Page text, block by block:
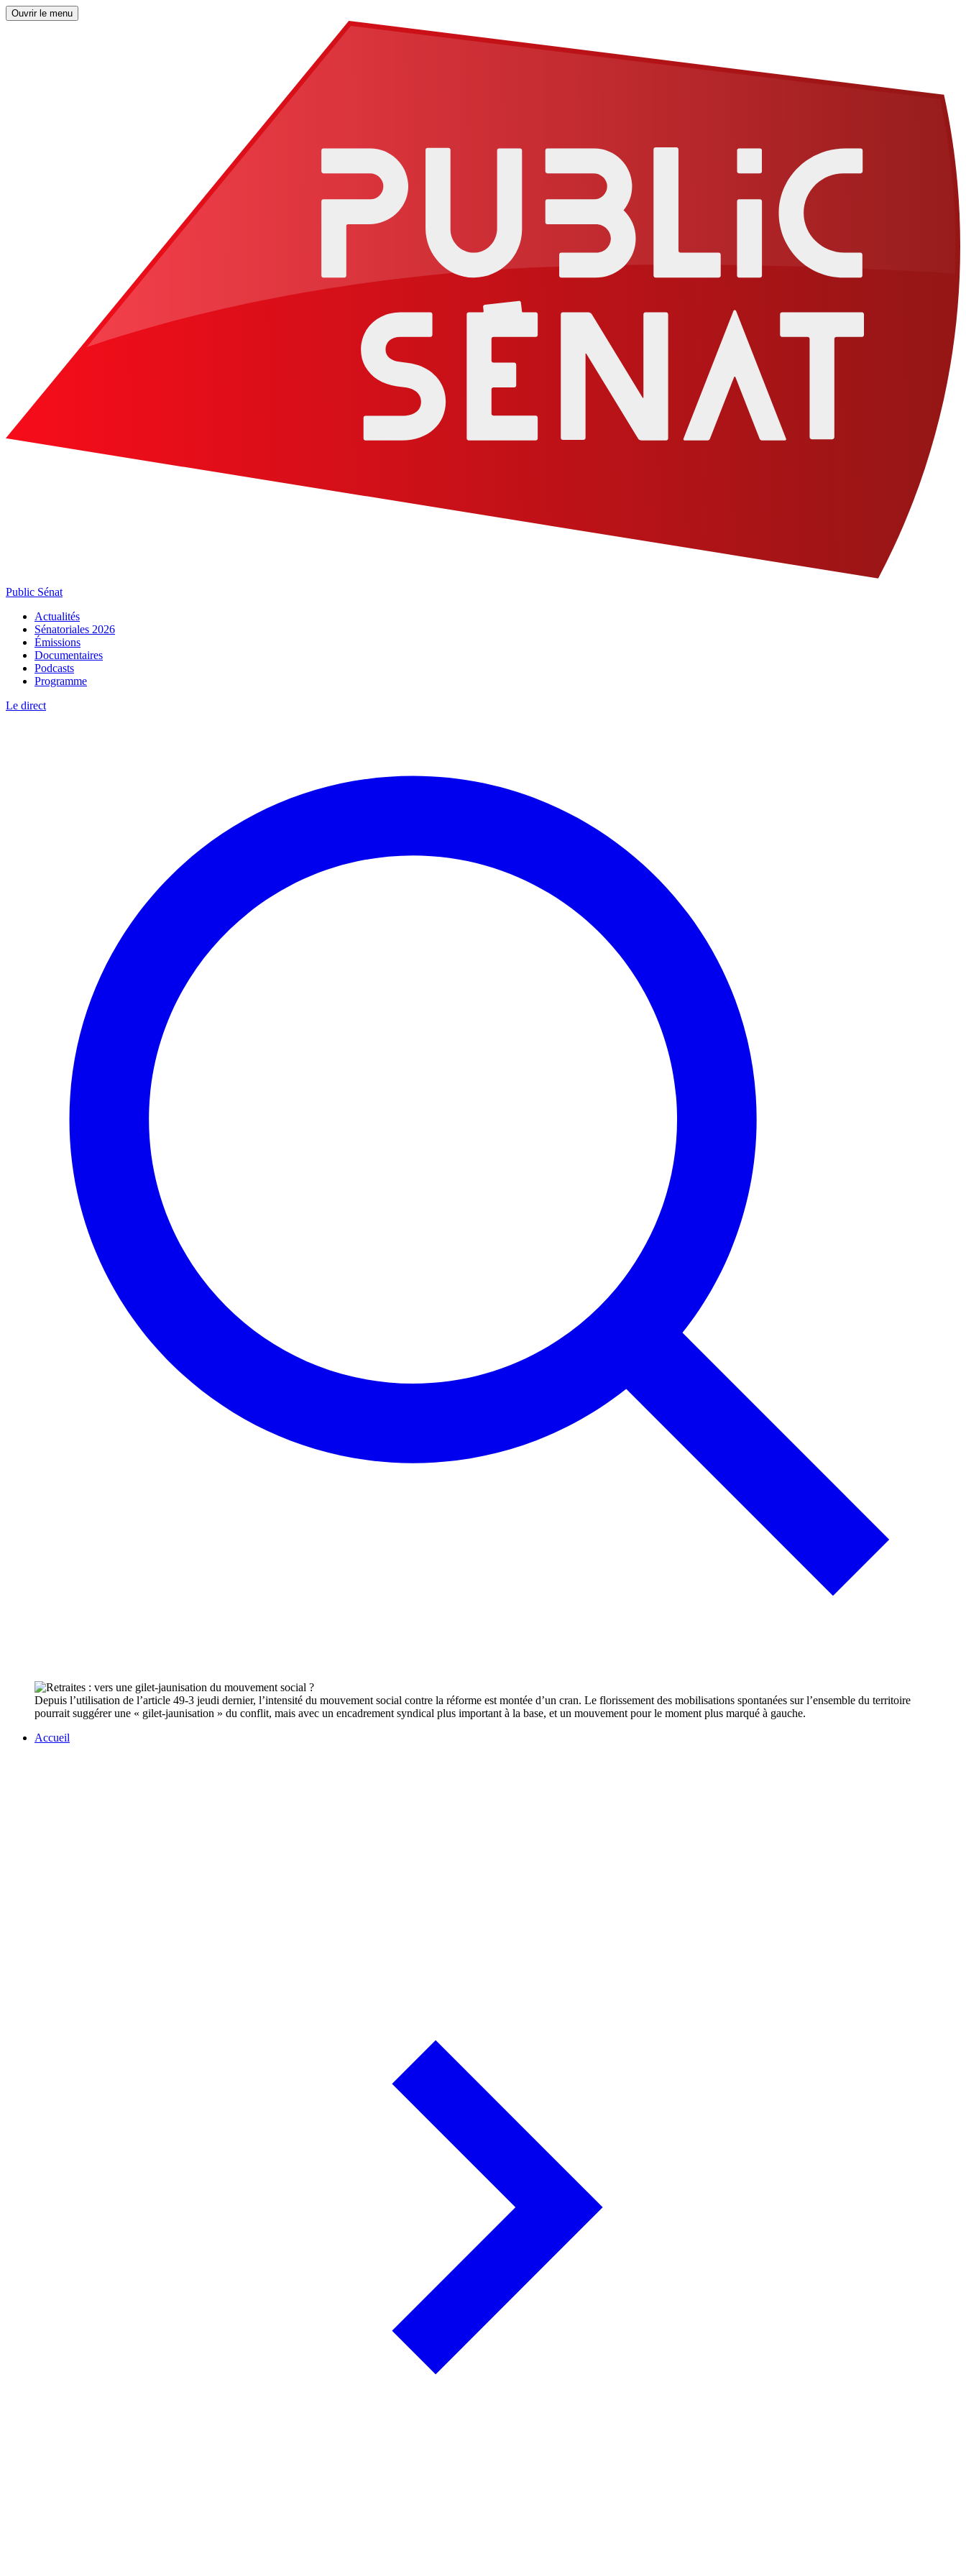
Ouvrir le menu
Public Sénat
Actualités
Sénatoriales 2026
Émissions
Documentaires
Podcasts
Programme
Le direct
Depuis l’utilisation de l’article 49-3 jeudi dernier, l’intensité du mouvement social contre la réforme est montée d’un cran. Le florissement des mobilisations spontanées sur l’ensemble du territoire
pourrait suggérer une « gilet-jaunisation » du conflit, mais avec un encadrement syndical plus important à la base, et un mouvement pour le moment plus marqué à gauche.
Accueil